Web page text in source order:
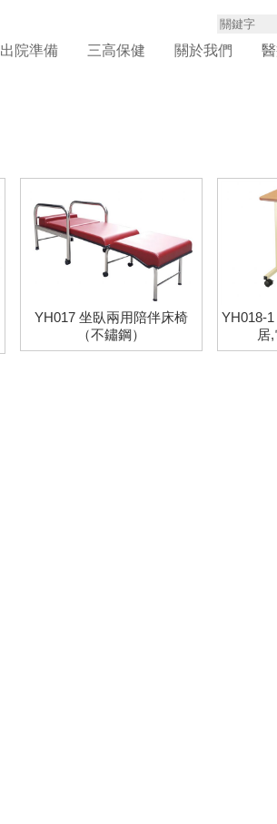
出院準備 三高保健 關於我們
YH017 坐臥兩用陪伴床椅
（不鏽鋼）
YH018-
居